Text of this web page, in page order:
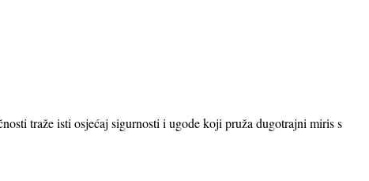
traže isti osjećaj sigurnosti i ugode koji pruža dugotrajni miris s